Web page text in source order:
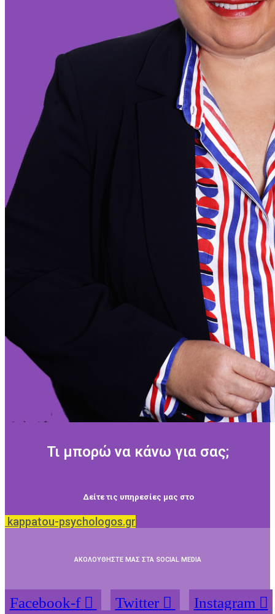
Τι μπορώ να κάνω για σας;
Δείτε τις υπηρεσίες μας στο
kappatou-psychologos.gr
ΑΚΟΛΟΥΘΗΣΤΕ ΜΑΣ ΣΤΑ SOCIAL MEDIA
Facebook-f Twitter
Instagram